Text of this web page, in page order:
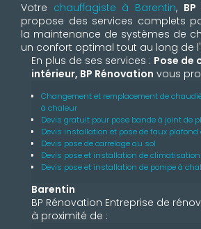
Votre chauffagiste à Barentin,
propose des services complets
la maintenance de systèmes de
un confort optimal tout au long de
En plus de ses services : Pose de
intérieur, BP Rénovation vous
Changement et remplacement de
à chaleur
Devis gratuit pour pose bande à joint de
Devis installation et pose de faux plafond
Devis pose de carrelage au sol
Devis pose et installation de
Devis pose et installation de pompe à
Barentin
BP Rénovation Entreprise de
à proximité de :